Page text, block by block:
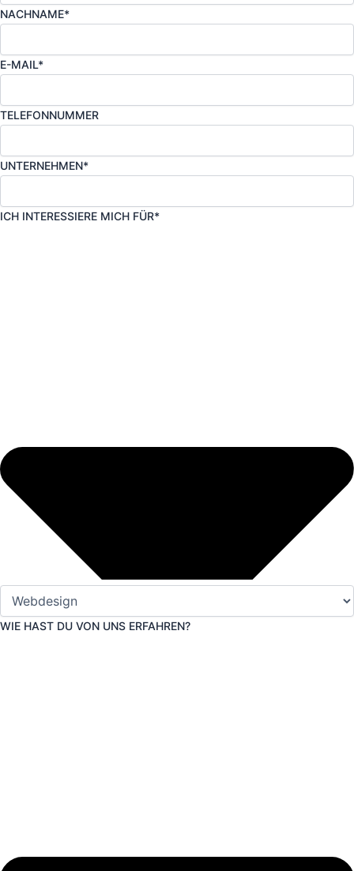
NACHNAME*
E-MAIL*
TELEFONNUMMER
UNTERNEHMEN*
ICH INTERESSIERE MICH FÜR*
WIE HAST DU VON UNS ERFAHREN?